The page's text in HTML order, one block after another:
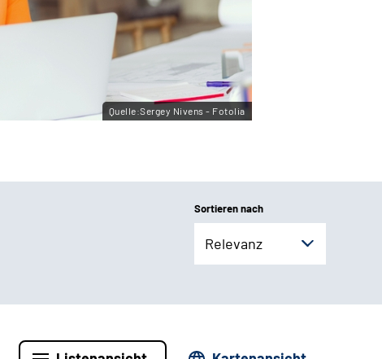
Quelle:Sergey Nivens - Fotolia
Sortieren nach
Relevanz